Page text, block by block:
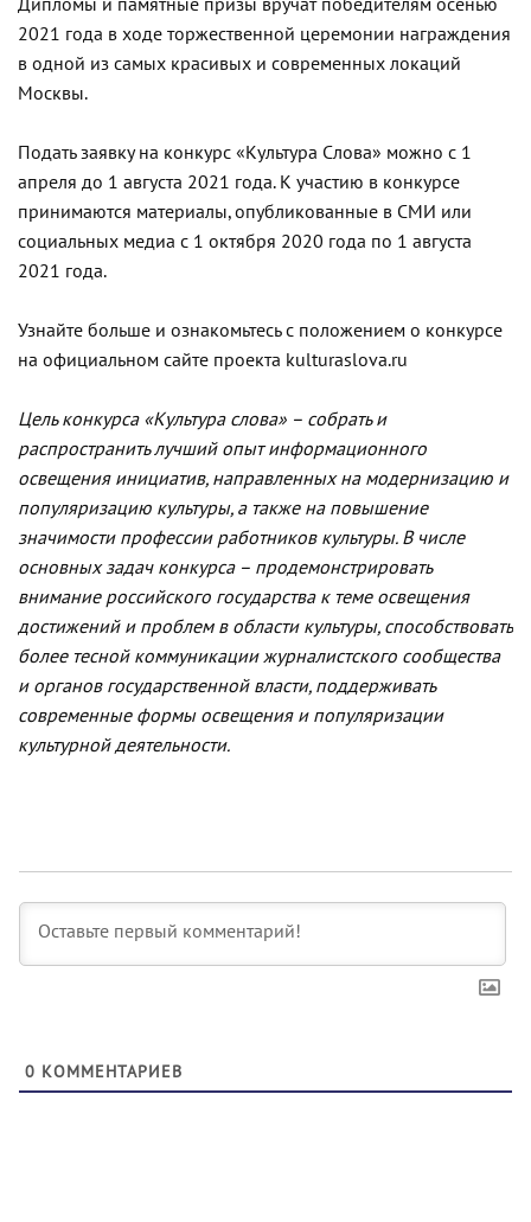
Дипломы и памятные призы вручат победителям осенью
2021 года в ходе торжественной церемонии награждения
в одной из самых красивых и современных локаций
Москвы.
Подать заявку на конкурс «Культура Слова» можно с 1
апреля до 1 августа 2021 года. К участию в конкурсе
принимаются материалы, опубликованные в СМИ или
социальных медиа с 1 октября 2020 года по 1 августа
2021 года.
Узнайте больше и ознакомьтесь с положением о конкурсе
на официальном сайте проекта kulturaslova.ru
Цель конкурса «Культура слова» – собрать и
распространить лучший опыт информационного
освещения инициатив, направленных на модернизацию и
популяризацию культуры, а также на повышение
значимости профессии работников культуры. В числе
основных задач конкурса – продемонстрировать
внимание российского государства к теме освещения
достижений и проблем в области культуры, способствовать
более тесной коммуникации журналистского сообщества
и органов государственной власти, поддерживать
современные формы освещения и популяризации
культурной деятельности.
0 КОММЕНТАРИЕВ